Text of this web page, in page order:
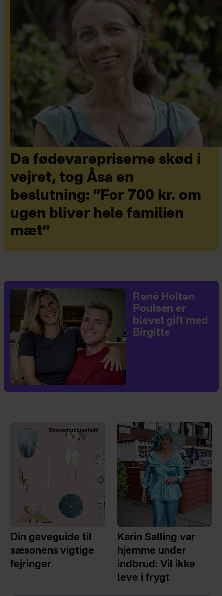
Da fødevarepriserne skød i
vejret, tog Åsa en
beslutning: ”For 700 kr. om
ugen bliver hele familien
mæt”
René Holten
Poulsen er
blevet gift med
Birgitte
Sponsoreret indhold
Din gaveguide til
sæsonens vigtige
fejringer
Karin Salling var
hjemme under
indbrud: Vil ikke
leve i frygt